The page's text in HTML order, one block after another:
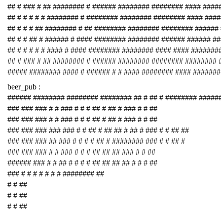
## # ### # ## ######## # ###### ######## ######## ####
## # # # # # ######## # ######## ######## ######## ####
## # # # ## ######## # ## ######## ######## ######## ######
## # # ## # ###### # #### ######## ######## ###### ######
## # # # # # #### # #### ######## ######## #### ####
## # ### # ## ######## # ###### ######## ######## ########
##### ######## #### # ###### # # #### ######## ####
beer_pub :
###### ######## ######## ######## ## # ## # ########
### ### ### # # ### # # # ## # ## # ### # # ##
### ### ### # # ### # # # ## # ## # ### # # ##
### ### ### ### ### # # ## # ## ## # ## # ### # # ## ##
### ### ### ## ### # # # # ## # ######## ### # # ## #
### ### ### # # ### # # # ## ## ## ### # # ##
###### ### # # ## # # # # ## ## ## ## # # # ##
### # # # # # # # ######## ##
# # ##
# # ##
# # ##